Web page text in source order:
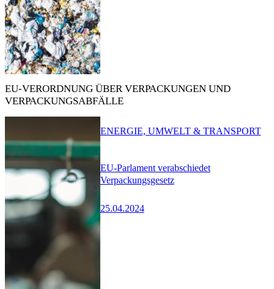
EU-VERORDNUNG ÜBER VERPACKUNGEN UND
VERPACKUNGSABFÄLLE
EU-Parlament verabschiedet
Verpackungsgesetz
25.04.2024
ENERGIE, UMWELT & TRANSPORT